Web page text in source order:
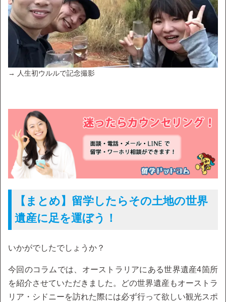
→ 人生初ウルルで記念撮影
【まとめ】留学したらその土地の世界
遺産に足を運ぼう！
いかがでしたでしょうか？
今回のコラムでは、オーストラリアにある世界遺産4箇所
を紹介させていただきました。どの世界遺産もオーストラ
リア・シドニーを訪れた際には必ず行って欲しい観光スポ